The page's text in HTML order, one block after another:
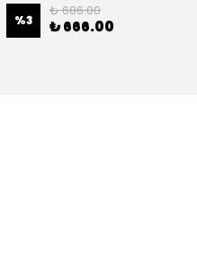
%3
₺ 686.00
₺ 666.00